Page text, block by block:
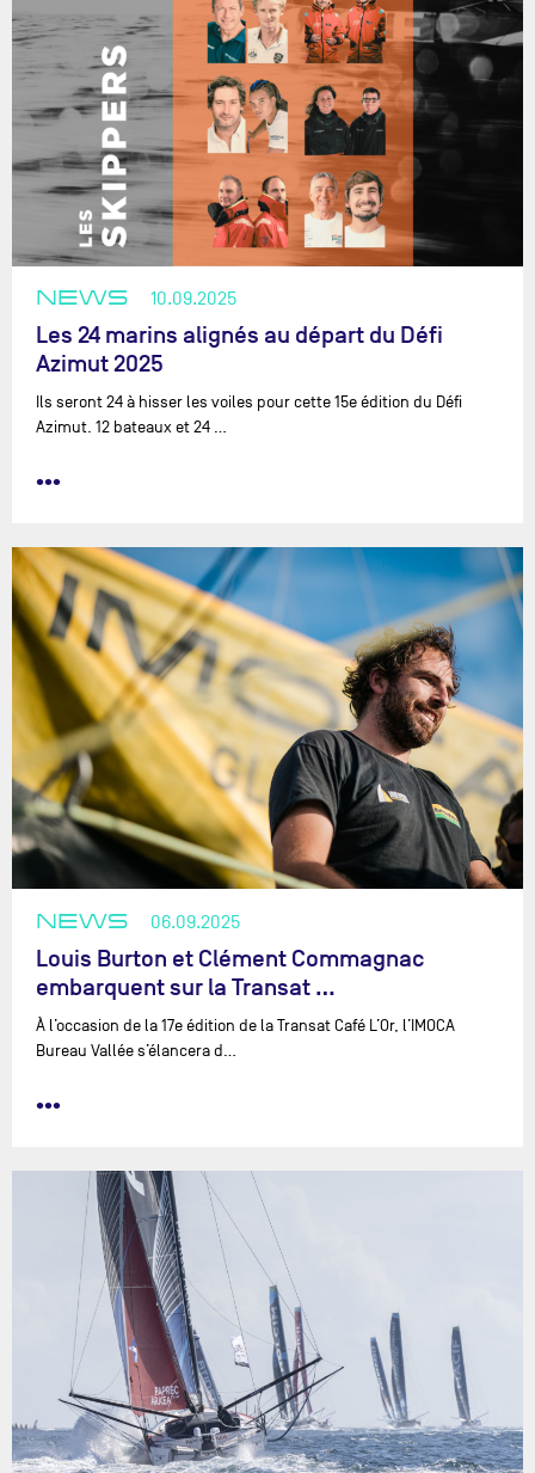
NEWS 10.09.2025
Les 24 marins alignés au départ du Défi
Azimut 2025
Ils seront 24 à hisser les voiles pour cette 15e édition du Défi
Azimut. 12 bateaux et 24 …
•••
NEWS 06.09.2025
Louis Burton et Clément Commagnac
embarquent sur la Transat …
À l’occasion de la 17e édition de la Transat Café L’Or, l’IMOCA
Bureau Vallée s’élancera d…
•••